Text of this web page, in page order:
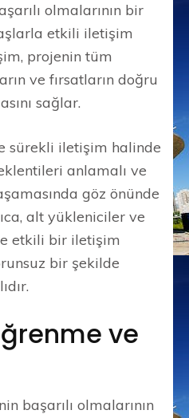
olmalarının bir
etkili iletişim
projenin tüm
ve fırsatların doğru
sağlar.
sürekli iletişim halinde
anlamalı ve
göz önünde
alt yükleniciler ve
etkili bir iletişim
bir şekilde
ve
başarılı olmalarının